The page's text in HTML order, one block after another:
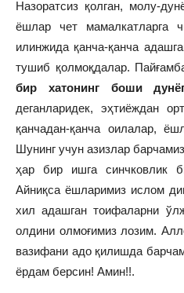
Назоратсиз қолган, молу-
ёшлар чет мамалкатларга
илинжида қанча-қанча
тушиб қолмоқдалар.
бир хатонинг боши дунё
деганларидек, эҳтиёждан
қанчадан-қанча оилалар,
Шунинг учун азизлар
ҳар бир ишга синчковлик
Айниқса ёшларимиз ислом
хил адашган тоифаларни
олдини олмоғимиз лозим.
вазифани адо қилишда
ёрдам берсин! Амин!!.